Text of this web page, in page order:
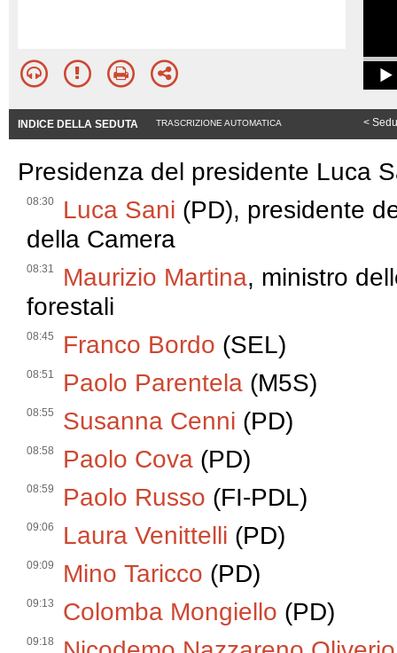
INDICE DELLA SEDUTA TRASCRIZIONE AUTOMATICA <
Presidenza del presidente Luca
08:30 Luca Sani (PD), presidente
della Camera
08:31 Maurizio Martina, ministro
forestali
08:45 Franco Bordo (SEL)
08:51 Paolo Parentela (M5S)
08:55 Susanna Cenni (PD)
08:58 Paolo Cova (PD)
08:59 Paolo Russo (FI-PDL)
09:06 Laura Venittelli (PD)
09:09 Mino Taricco (PD)
09:13 Colomba Mongiello (PD)
09:18